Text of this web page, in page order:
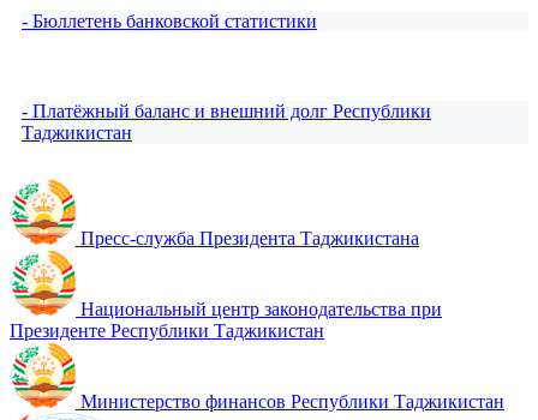
- Бюллетень банковской статистики
- Платёжный баланс и внешний долг Республики
Таджикистан
Пресс-служба Президента Таджикистана
Национальный центр законодательства при
Президенте Республики Таджикистан
Министерство финансов Республики Таджикистан